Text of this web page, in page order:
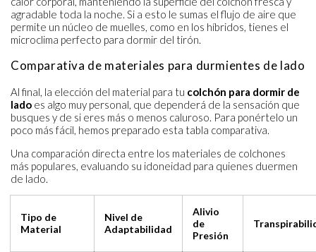
agradable toda la noche. Si a esto le sumas el flujo de aire que
permite un núcleo de muelles, como en los híbridos, tienes el
microclima perfecto para dormir del tirón.
Comparativa de materiales para durmientes de lado
Al final, la elección del material para tu colchón para dormir de
lado es algo muy personal, que dependerá de la sensación que
busques y de si eres más o menos caluroso. Para ponértelo un
poco más fácil, hemos preparado esta tabla comparativa.
Una comparación directa entre los materiales de colchones
más populares, evaluando su idoneidad para quienes duermen
de lado.
Tipo de
Material
Nivel de
Adaptabilidad
Alivio
de
Presión